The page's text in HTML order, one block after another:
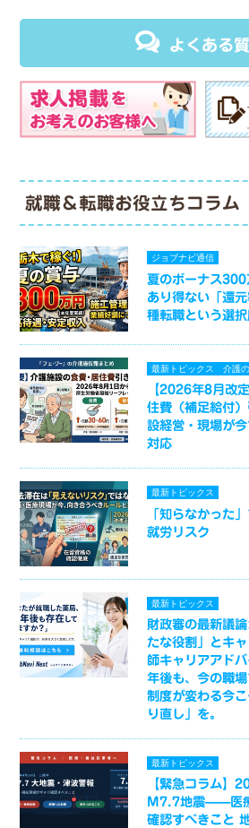
よくある
就職＆転職お役立ちコラム
ジョブナビ通信
夏のボーナス300
あり得ない「還
種転職という選
最新トピックス 介護
【2026年8月改
住費（補足給付
設経営・現場が
対応
最新トピックス
「知らなかった
就労リスク
最新トピックス
財政審の最新議
たな役割」とキ
師キャリアアド
年後も、今の職
制度が変わる今
り直し」を。
最新トピックス
【緊急コラム】
M7.7地震——医
確認すべきこと